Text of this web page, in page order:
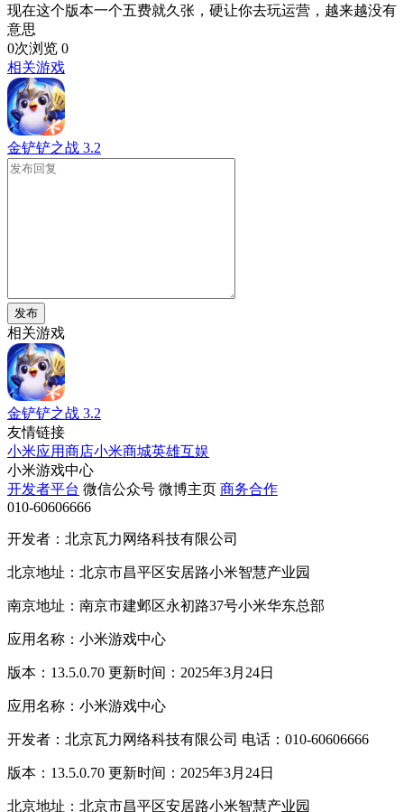
现在这个版本一个五费就久张，硬让你去玩运营，越来越没有
意思
0次浏览 0
相关游戏
金铲铲之战 3.2
发布
相关游戏
金铲铲之战 3.2
友情链接
小米应用商店小米商城英雄互娱
小米游戏中心
开发者平台 微信公众号 微博主页 商务合作
010-60606666
开发者：北京瓦力网络科技有限公司
北京地址：北京市昌平区安居路小米智慧产业园
南京地址：南京市建邺区永初路37号小米华东总部
应用名称：小米游戏中心
版本：13.5.0.70 更新时间：2025年3月24日
应用名称：小米游戏中心
开发者：北京瓦力网络科技有限公司 电话：010-60606666
版本：13.5.0.70 更新时间：2025年3月24日
北京地址：北京市昌平区安居路小米智慧产业园